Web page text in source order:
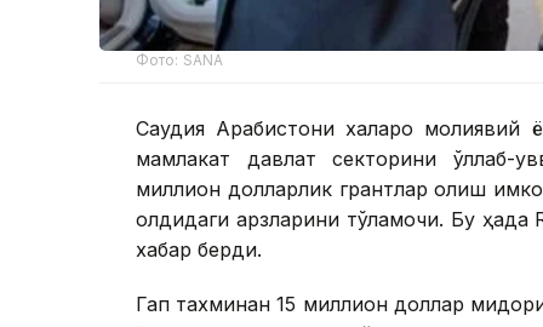
Фото: SANA
Саудия Арабистони халқаро молиявий
мамлакат давлат секторини қўллаб-
миллион долларлик грантлар олиш
олдидаги қарзларини тўламоқчи. Бу
хабар берди.
Гап тахминан 15 миллион доллар